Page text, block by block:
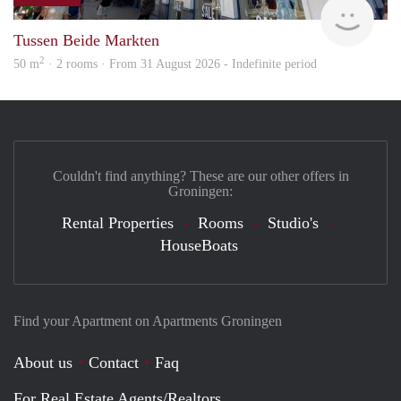
Tussen Beide Markten
50 m2 · 2 rooms · From 31 August 2026 - Indefinite period
Find your Apartment on Apartments Groningen
About us Contact
Faq
Couldn't find anything? These are our other offers in
Groningen:
Rental Properties Rooms
Studio's
HouseBoats